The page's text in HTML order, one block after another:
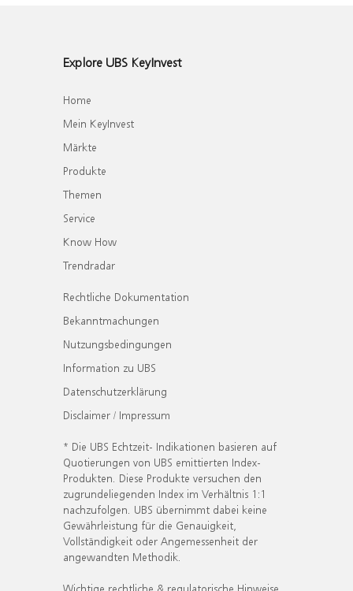
Explore UBS KeyInvest
Home
Mein KeyInvest
Märkte
Produkte
Themen
Service
Know How
Trendradar
Rechtliche Dokumentation
Bekanntmachungen
Nutzungsbedingungen
Information zu UBS
Datenschutzerklärung
Disclaimer / Impressum
* Die UBS Echtzeit- Indikationen basieren auf
Quotierungen von UBS emittierten Index-
Produkten. Diese Produkte versuchen den
zugrundeliegenden Index im Verhältnis 1:1
nachzufolgen. UBS übernimmt dabei keine
Gewährleistung für die Genauigkeit,
Vollständigkeit oder Angemessenheit der
angewandten Methodik.